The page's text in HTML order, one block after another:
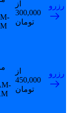
از
300,000
تومان
رزرو
از
450,000
تومان
رزرو